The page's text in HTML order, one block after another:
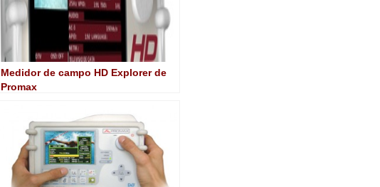
Medidor de campo HD Explorer de
Promax